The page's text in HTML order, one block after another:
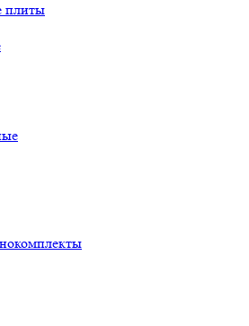
плиты